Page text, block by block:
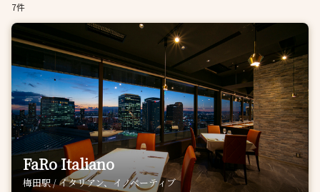
7件
FaRo Italiano
梅田駅 / イタリアン、イノベーティブ